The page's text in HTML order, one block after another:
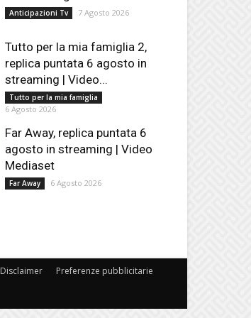
Anticipazioni Tv 7 Agosto 2026
Tutto per la mia famiglia 2,
replica puntata 6 agosto in
streaming | Video...
Tutto per la mia famiglia
6 Agosto 2026
Far Away, replica puntata 6
agosto in streaming | Video
Mediaset
Far Away 6 Agosto 2026
Disclaimer Preferenze pubblicitarie